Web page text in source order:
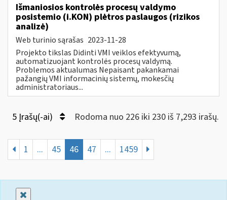
Išmaniosios kontrolės procesų valdymo
posistemio (i.KON) plėtros paslaugos (rizikos
analizė)
Web turinio sąrašas 2023-11-28
Projekto tikslas Didinti VMI veiklos efektyvumą,
automatizuojant kontrolės procesų valdymą.
Problemos aktualumas Nepaisant pakankamai
pažangių VMI informacinių sistemų, mokesčių
administratoriaus...
5 Įrašų(-ai) Rodoma nuo 226 iki 230 iš 7,293 irašų.
1 ... 45 46 47 ... 1459